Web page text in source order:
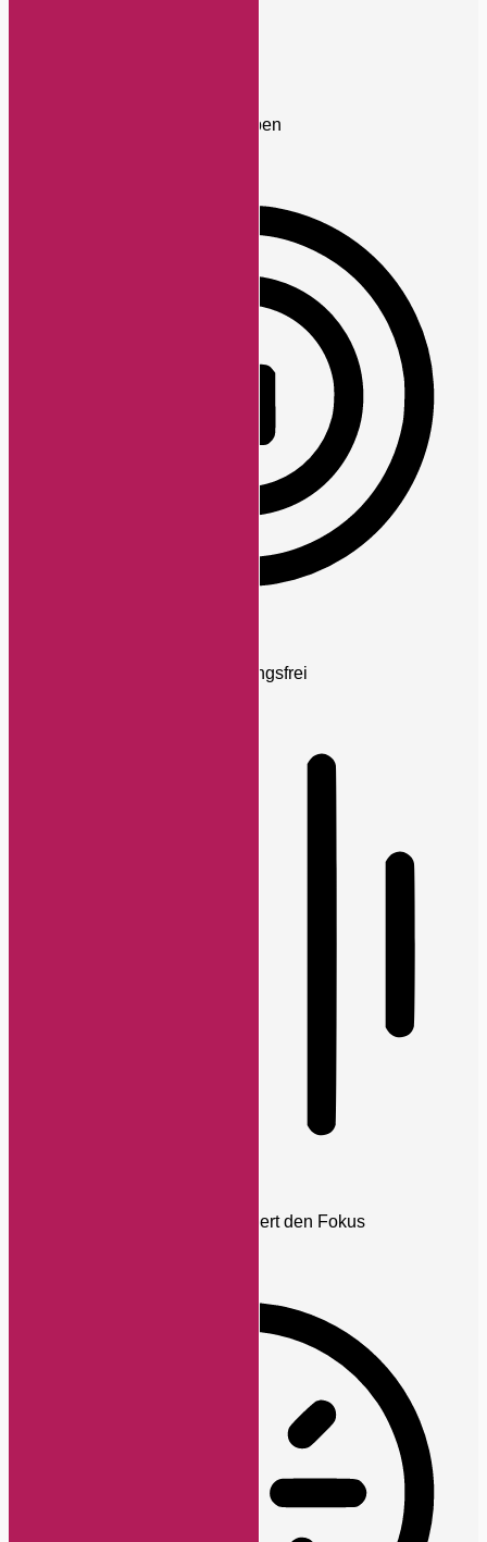
Entfernt Blitze und reduziert Farben
Fokussiertes Browsing, ablenkungsfrei
Reduziert Ablenkungen, verbessert den Fokus